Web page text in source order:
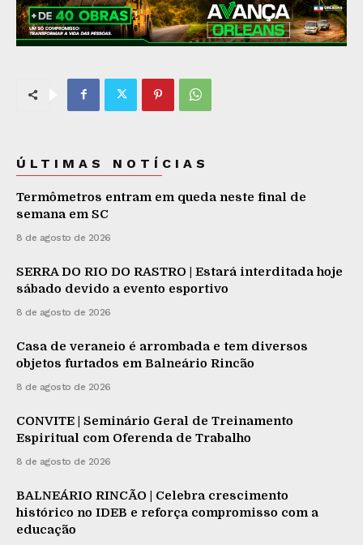
ÚLTIMAS NOTÍCIAS
Termômetros entram em queda neste final de
semana em SC
8 de agosto de 2026
SERRA DO RIO DO RASTRO | Estará interditada hoje
sábado devido a evento esportivo
8 de agosto de 2026
Casa de veraneio é arrombada e tem diversos
objetos furtados em Balneário Rincão
8 de agosto de 2026
CONVITE | Seminário Geral de Treinamento
Espiritual com Oferenda de Trabalho
8 de agosto de 2026
BALNEÁRIO RINCÃO | Celebra crescimento
histórico no IDEB e reforça compromisso com a
educação